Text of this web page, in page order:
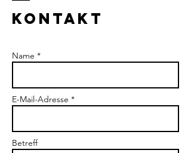
KontaKt
Name *
E-Mail-Adresse *
Betreff